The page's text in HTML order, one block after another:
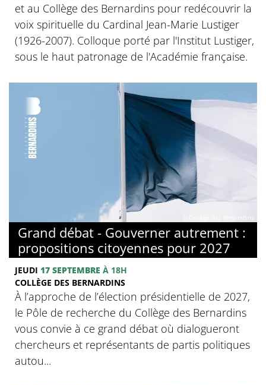
et au Collège des Bernardins pour redécouvrir la
voix spirituelle du Cardinal Jean-Marie Lustiger
(1926-2007). Colloque porté par l'Institut Lustiger,
sous le haut patronage de l'Académie française.
Grand débat - Gouverner autrement :
propositions citoyennes pour 2027
JEUDI 17 SEPTEMBRE À 18H
COLLÈGE DES BERNARDINS
À l’approche de l’élection présidentielle de 2027,
le Pôle de recherche du Collège des Bernardins
vous convie à ce grand débat où dialogueront
chercheurs et représentants de partis politiques
autou...